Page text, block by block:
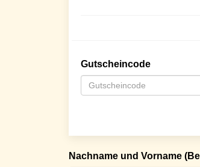
Gutscheincode
Nachname und Vorname